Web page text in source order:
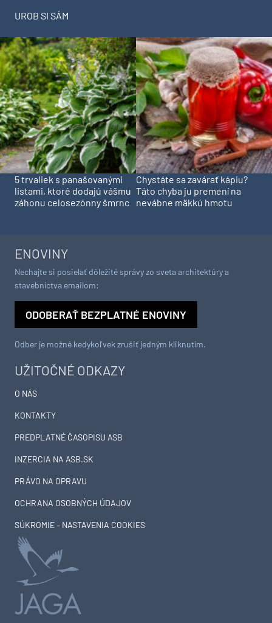
UROB SI SÁM
5 trvaliek s panašovanými
listami, ktoré dodajú vášmu
záhonu celosezónny šmrnc
Chystáte sa zavárať kápiu?
Táto chyba ju premení na
nevábne mäkkú hmotu
UŽITOČNÉ ODKAZY
O NÁS
KONTAKTY
PREDPLATNÉ ČASOPISU ASB
INZERCIA NA ASB.SK
PRÁVO NA OPRAVU
OCHRANA OSOBNÝCH ÚDAJOV
SÚKROMIE – NASTAVENIA COOKIES
ENOVINY
Nechajte si posielať dôležité správy zo sveta architektúry a
stavebníctva emailom:
ODOBERAŤ BEZPLATNÉ ENOVINY
Odber je možné kedykoľvek zrušiť jedným kliknutím.